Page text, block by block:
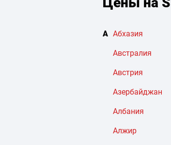
А Абхазия
Австралия
Австрия
Азербайджан
Албания
Алжир